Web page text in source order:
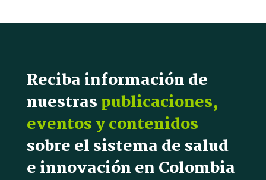
Reciba información de
nuestraspublicaciones,
eventos y contenidos
sobre el sistema de salud
e innovación en Colombia